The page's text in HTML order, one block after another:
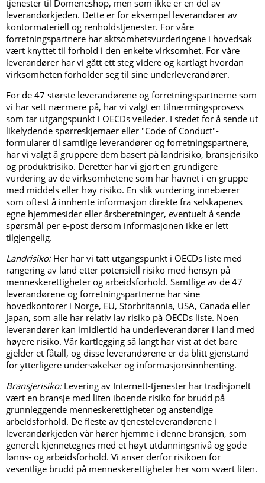
tjenester til Domeneshop, men som ikke er en del av
leverandørkjeden. Dette er for eksempel leverandører av
kontormateriell og renholdstjenester. For våre
forretningspartnere har aktsomhetsvurderingene i hovedsak
vært knyttet til forhold i den enkelte virksomhet. For våre
leverandører har vi gått ett steg videre og kartlagt hvordan
virksomheten forholder seg til sine underleverandører.
For de 47 største leverandørene og forretningspartnerne som
vi har sett nærmere på, har vi valgt en tilnærmingsprosess
som tar utgangspunkt i OECDs veileder. I stedet for å sende ut
likelydende spørreskjemaer eller "Code of Conduct"-
formularer til samtlige leverandører og forretningspartnere,
har vi valgt å gruppere dem basert på landrisiko, bransjerisiko
og produktrisiko. Deretter har vi gjort en grundigere
vurdering av de virksomhetene som har havnet i en gruppe
med middels eller høy risiko. En slik vurdering innebærer
som oftest å innhente informasjon direkte fra selskapenes
egne hjemmesider eller årsberetninger, eventuelt å sende
spørsmål per e-post dersom informasjonen ikke er lett
tilgjengelig.
Landrisiko:Her har vi tatt utgangspunkt i OECDs liste med
rangering av land etter potensiell risiko med hensyn på
menneskerettigheter og arbeidsforhold. Samtlige av de 47
leverandørene og forretningspartnerne har sine
hovedkontorer i Norge, EU, Storbritannia, USA, Canada eller
Japan, som alle har relativ lav risiko på OECDs liste. Noen
leverandører kan imidlertid ha underleverandører i land med
høyere risiko. Vår kartlegging så langt har vist at det bare
gjelder et fåtall, og disse leverandørene er da blitt gjenstand
for ytterligere undersøkelser og informasjonsinnhenting.
Bransjerisiko:Levering av Internett-tjenester har tradisjonelt
vært en bransje med liten iboende risiko for brudd på
grunnleggende menneskerettigheter og anstendige
arbeidsforhold. De fleste av tjenesteleverandørene i
leverandørkjeden vår hører hjemme i denne bransjen, som
generelt kjennetegnes med et høyt utdanningsnivå og gode
lønns- og arbeidsforhold. Vi anser derfor risikoen for
vesentlige brudd på menneskerettigheter her som svært liten.